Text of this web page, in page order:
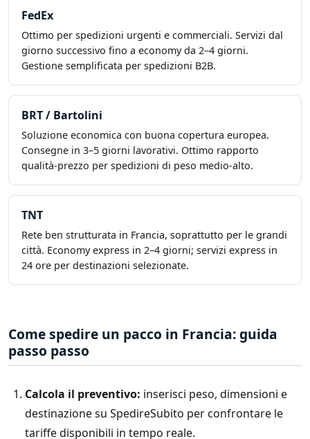
FedEx
Ottimo per spedizioni urgenti e commerciali. Servizi dal
giorno successivo fino a economy da 2–4 giorni.
Gestione semplificata per spedizioni B2B.
BRT / Bartolini
Soluzione economica con buona copertura europea.
Consegne in 3–5 giorni lavorativi. Ottimo rapporto
qualità-prezzo per spedizioni di peso medio-alto.
TNT
Rete ben strutturata in Francia, soprattutto per le grandi
città. Economy express in 2–4 giorni; servizi express in
24 ore per destinazioni selezionate.
Come spedire un pacco in Francia: guida
passo passo
Calcola il preventivo: inserisci peso, dimensioni e
destinazione su SpedireSubito per confrontare le
tariffe disponibili in tempo reale.